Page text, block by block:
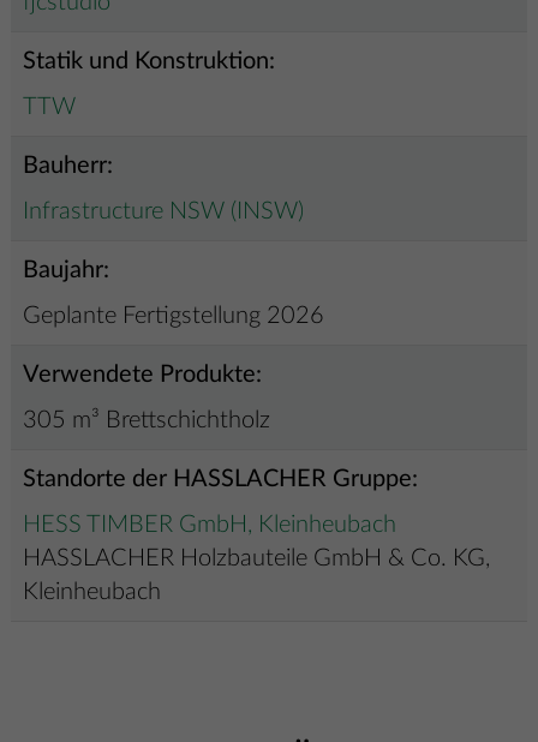
Statik und Konstruktion:
TTW
Bauherr:
Infrastructure NSW (INSW)
Baujahr:
Geplante Fertigstellung 2026
Verwendete Produkte:
305 m³ Brettschichtholz
Standorte der HASSLACHER Gruppe:
HESS TIMBER GmbH, Kleinheubach
HASSLACHER Holzbauteile GmbH & Co. KG,
Kleinheubach